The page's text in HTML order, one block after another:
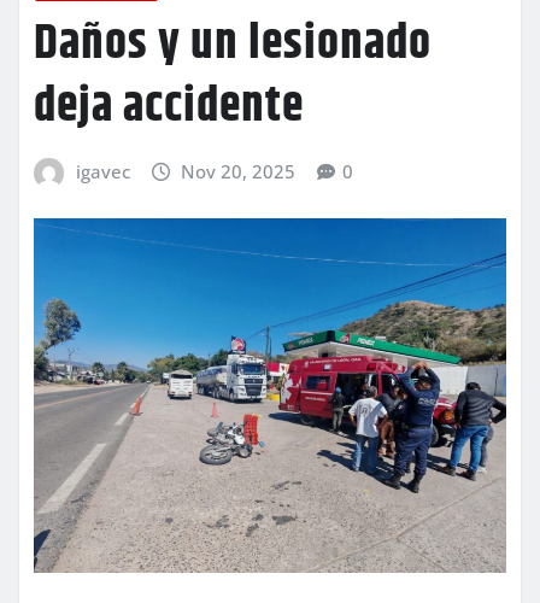
Daños y un lesionado
deja accidente
igavec Nov 20, 2025 0